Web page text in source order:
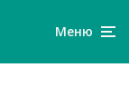
Меню